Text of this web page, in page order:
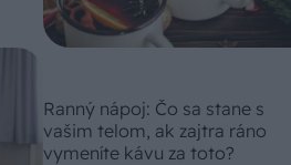
Ranný nápoj: Čo sa stane s
vašim telom, ak zajtra ráno
vymeníte kávu za toto?